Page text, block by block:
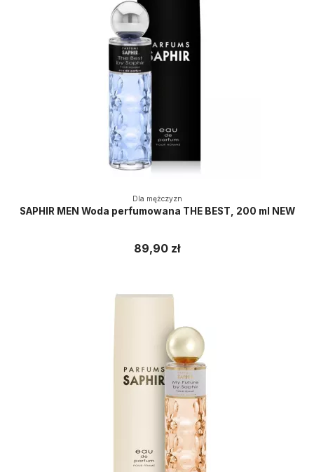
Dla mężczyzn
SAPHIR MEN Woda perfumowana THE BEST, 200 ml NEW
89,90 zł